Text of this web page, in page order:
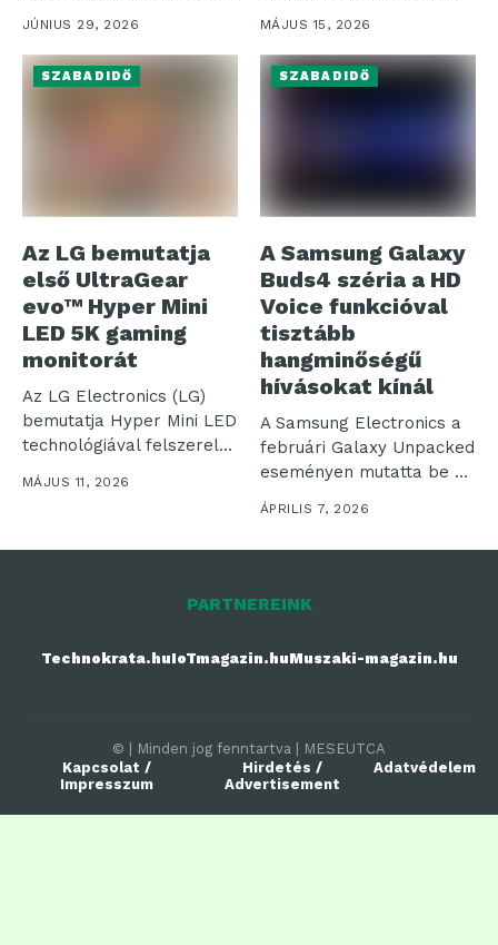
a kép egyszerre...
JÚNIUS 29, 2026
Blade Zero fejlesztőjével,
amelynek...
MÁJUS 15, 2026
SZABADIDŐ
Az LG bemutatja
első UltraGear
evo™ Hyper Mini
LED 5K gaming
monitorát
Az LG Electronics (LG)
bemutatja Hyper Mini LED
technológiával felszerelt,
új UltraGear...
MÁJUS 11, 2026
SZABADIDŐ
A Samsung Galaxy
Buds4 széria a HD
Voice funkcióval
tisztább
hangminőségű
hívásokat kínál
A Samsung Electronics a
februári Galaxy Unpacked
eseményen mutatta be az
eddigi...
ÁPRILIS 7, 2026
PARTNEREINK
Technokrata.huIoTmagazin.huMuszaki-magazin.hu
© | Minden jog fenntartva | MESEUTCA
Kapcsolat /
Impresszum
Hirdetés /
Advertisement
Adatvédelem